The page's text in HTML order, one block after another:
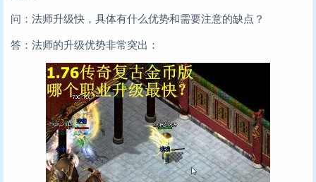
问：法师升级快，具体有什么优势和需要注意的缺点？
答：法师的升级优势非常突出：